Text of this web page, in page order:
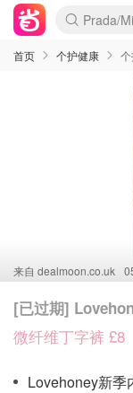
麦卢卡
Prada/
啥？必
首页 个护健康
来自 dealmoon.co.uk
[已过期]
微纤维丁字裤 £8
Lovehoney新季